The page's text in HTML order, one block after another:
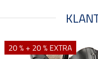
20 % + 20 % EXTRA